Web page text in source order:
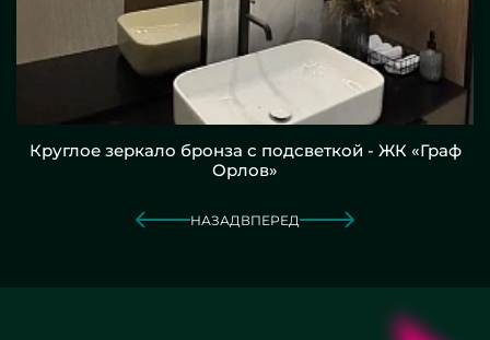
Круглое зеркало бронза с подсветкой - ЖК «Граф
Орлов»
НАЗАД ВПЕРЕД